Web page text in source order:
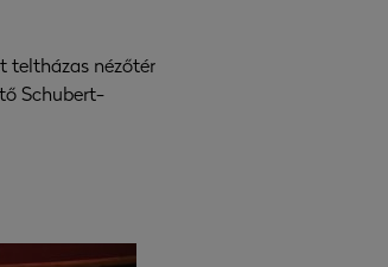
teltházas nézőtér
Schubert-